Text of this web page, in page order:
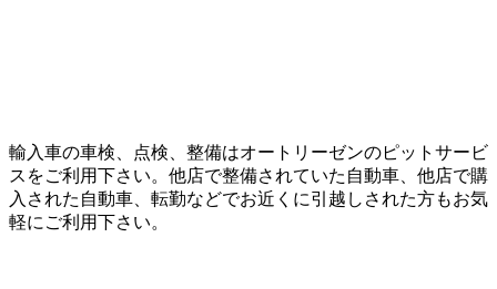
輸入車の車検、点検、整備はオートリーゼンのピットサービ
スをご利用下さい。他店で整備されていた自動車、他店で購
入された自動車、転勤などでお近くに引越しされた方もお気
軽にご利用下さい。